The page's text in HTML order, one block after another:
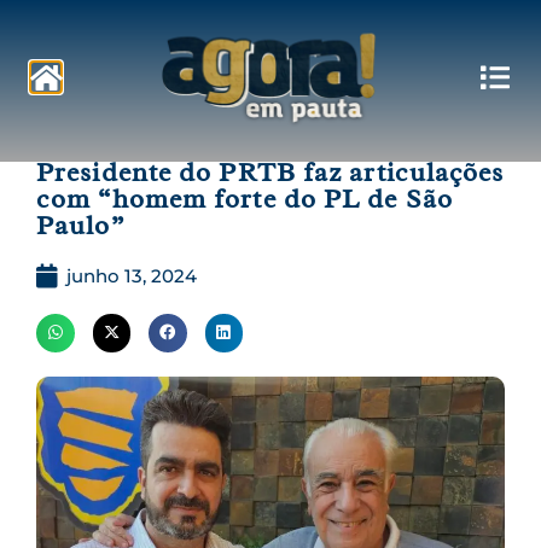
Presidente do PRTB faz articulações
com “homem forte do PL de São
Paulo”
junho 13, 2024